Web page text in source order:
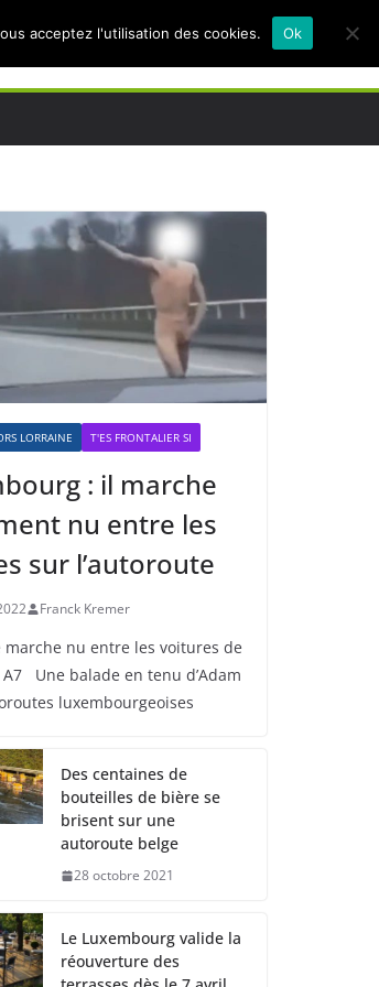
LORRAINE T'ES FRONTALIER SI
: il marche
nu entre les
sur l’autoroute
Franck Kremer
marche nu entre les voitures de
A7 Une balade en tenu d’Adam
luxembourgeoises
Des centaines de
bouteilles de bière se
brisent sur une
autoroute belge
28 octobre 2021
Le Luxembourg valide la
réouverture des
acceptez l'utilisation des cookies. Ok